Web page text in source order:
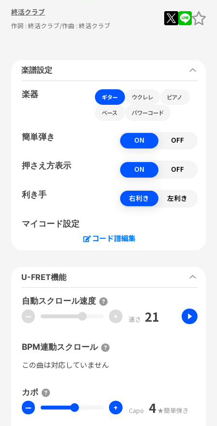
終活クラブ
作詞 : 終活クラブ/作曲 : 終活クラブ
楽譜設定
楽器 ギター ウクレレ ピアノ
ベース パワーコード
簡単弾き ON OFF
押さえ方表示 ON OFF
利き手 右利き 左利き
マイコード設定
コード譜編集
U-FRET機能
自動スクロール速度
ー + 速さ 21
BPM連動スクロール
この曲は対応していません
カポ
ー + Capo 4 ★簡単弾き